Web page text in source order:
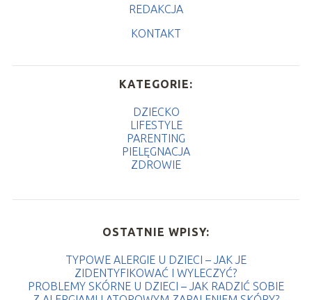
REDAKCJA
KONTAKT
KATEGORIE:
DZIECKO
LIFESTYLE
PARENTING
PIELĘGNACJA
ZDROWIE
OSTATNIE WPISY:
TYPOWE ALERGIE U DZIECI – JAK JE
ZIDENTYFIKOWAĆ I WYLECZYĆ?
PROBLEMY SKÓRNE U DZIECI – JAK RADZIĆ SOBIE